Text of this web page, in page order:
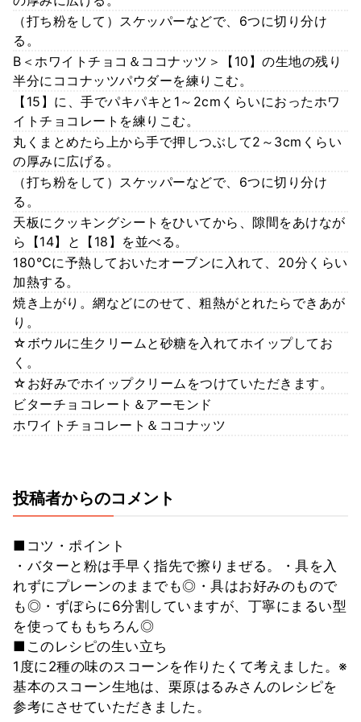
（打ち粉をして）スケッパーなどで、6つに切り分け
る。
B＜ホワイトチョコ＆ココナッツ＞【10】の生地の残り
半分にココナッツパウダーを練りこむ。
【15】に、手でパキパキと1～2cmくらいにおったホワ
イトチョコレートを練りこむ。
丸くまとめたら上から手で押しつぶして2～3cmくらい
の厚みに広げる。
（打ち粉をして）スケッパーなどで、6つに切り分け
る。
天板にクッキングシートをひいてから、隙間をあけなが
ら【14】と【18】を並べる。
180℃に予熱しておいたオーブンに入れて、20分くらい
加熱する。
焼き上がり。網などにのせて、粗熱がとれたらできあが
り。
☆ボウルに生クリームと砂糖を入れてホイップしてお
く。
☆お好みでホイップクリームをつけていただきます。
ビターチョコレート＆アーモンド
ホワイトチョコレート＆ココナッツ
投稿者からのコメント
■コツ・ポイント
・バターと粉は手早く指先で擦りまぜる。・具を入
れずにプレーンのままでも◎・具はお好みのもので
も◎・ずぼらに6分割していますが、丁寧にまるい型
を使ってももちろん◎
■このレシピの生い立ち
1度に2種の味のスコーンを作りたくて考えました。※
基本のスコーン生地は、栗原はるみさんのレシピを
参考にさせていただきました。